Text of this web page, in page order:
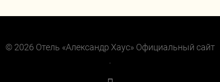
© 2026 Отель «Александр Хаус» Официальный сайт
.